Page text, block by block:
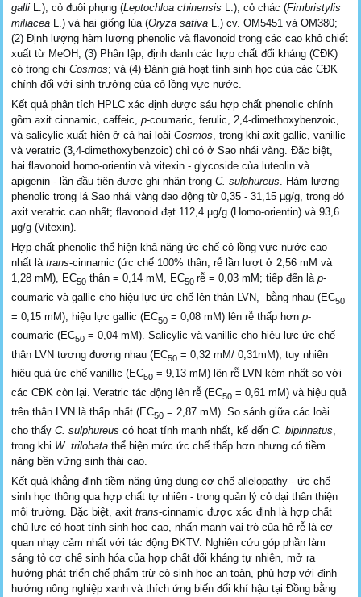
galli L.), cỏ đuôi phụng (Leptochloa chinensis L.), cỏ chác (Fimbristylis
miliacea L.) và hai giống lúa (Oryza sativa L.) cv. OM5451 và OM380;
(2) Định lượng hàm lượng phenolic và flavonoid trong các cao khô chiết
xuất từ MeOH; (3) Phân lập, định danh các hợp chất đối kháng (CĐK)
có trong chiCosmos; và (4) Đánh giá hoạt tính sinh học của các CĐK
chính đối với sinh trưởng của cỏ lồng vực nước.
Kết quả phân tích HPLC xác định được sáu hợp chất phenolic chính
gồm axit cinnamic, caffeic,p-coumaric, ferulic, 2,4-dimethoxybenzoic,
và salicylic xuất hiện ở cả hai loàiCosmos, trong khi axit gallic, vanillic
và veratric (3,4-dimethoxybenzoic) chỉ có ở Sao nhái vàng. Đặc biệt,
hai flavonoid homo-orientin và vitexin - glycoside của luteolin và
apigenin - lần đầu tiên được ghi nhận trongC. sulphureus. Hàm lượng
phenolic trong lá Sao nhái vàng dao động từ 0,35 - 31,15 µg/g, trong đó
axit veratric cao nhất; flavonoid đạt 112,4 µg/g (Homo-orientin) và 93,6
µg/g (Vitexin).
Hợp chất phenolic thể hiện khả năng ức chế cỏ lồng vực nước cao
nhất làtrans-cinnamic (ức chế 100% thân, rễ lần lượt ở 2,56 mM và
1,28 mM), EC50 thân = 0,14 mM, EC50 rễ = 0,03 mM; tiếp đến làp-
coumaric và gallic cho hiệu lực ức chế lên thân LVN, bằng nhau (EC50
= 0,15 mM), hiệu lực gallic (EC50 = 0,08 mM) lên rễ thấp hơnp-
coumaric (EC50 = 0,04 mM). Salicylic và vanillic cho hiệu lực ức chế
thân LVN tương đương nhau (EC50 = 0,32 mM/ 0,31mM), tuy nhiên
hiệu quả ức chế vanillic (EC50 = 9,13 mM) lên rễ LVN kém nhất so với
các CĐK còn lại. Veratric tác động lên rễ (EC50 = 0,61 mM) và hiệu quả
trên thân LVN là thấp nhất (EC50 = 2,87 mM). So sánh giữa các loài
cho thấyC. sulphureus có hoạt tính mạnh nhất, kế đếnC. bipinnatus,
trong khi W. trilobata thể hiện mức ức chế thấp hơn nhưng có tiềm
năng bền vững sinh thái cao.
Kết quả khẳng định tiềm năng ứng dụng cơ chế allelopathy - ức chế
sinh học thông qua hợp chất tự nhiên - trong quản lý cỏ dại thân thiện
môi trường. Đặc biệt, axittrans-cinnamic được xác định là hợp chất
chủ lực có hoạt tính sinh học cao, nhấn mạnh vai trò của hệ rễ là cơ
quan nhạy cảm nhất với tác động ĐKTV. Nghiên cứu góp phần làm
sáng tỏ cơ chế sinh hóa của hợp chất đối kháng tự nhiên, mở ra
hướng phát triển chế phẩm trừ cỏ sinh học an toàn, phù hợp với định
hướng nông nghiệp xanh và thích ứng biến đổi khí hậu tại Đồng bằng